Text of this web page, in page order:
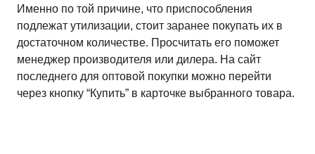
Именно по той причине, что приспособления
подлежат утилизации, стоит заранее покупать их в
достаточном количестве. Просчитать его поможет
менеджер производителя или дилера. На сайт
последнего для оптовой покупки можно перейти
через кнопку “Купить” в карточке выбранного товара.